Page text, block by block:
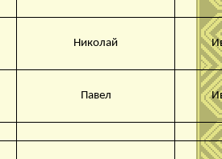
Николай
Павел